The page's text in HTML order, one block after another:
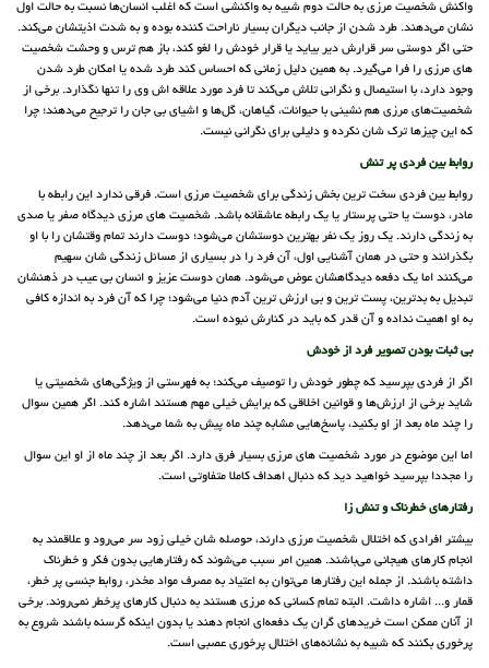
واکنش شخصیت مرزی به حالت دوم شبیه به واکنشی است که اغلب انسان‌ها نسبت به حالت اول
نشان می‌دهند. طرد شدن از جانب دیگران بسیار ناراحت کننده بوده و به شدت اذیتشان می‌کند.
حتی اگر دوستی سر قرارش دیر بیاید یا قرار خودش را لغو کند، باز هم ترس و وحشت شخصیت
های مرزی را فرا می‌گیرد. به همین دلیل زمانی که احساس کند طرد شده یا امکان طرد شدن
وجود دارد، با استیصال و نگرانی تلاش می‌کند تا فرد مورد علاقه اش وی را تنها نگذارد. برخی از
شخصیت‌های مرزی هم نشینی با حیوانات، گیاهان، گل‌ها و اشیای بی جان را ترجیح می‌دهند؛ چرا
که این چیزها ترک شان نکرده و دلیلی برای نگرانی نیست.
روابط بین فردی پر تنش
روابط بین فردی سخت ترین بخش زندگی برای شخصیت مرزی است. فرقی ندارد این رابطه با
مادر، دوست یا حتی پرستار یا یک رابطه عاشقانه باشد. شخصیت های مرزی دیدگاه صفر یا صدی
به زندگی دارند. یک روز یک نفر بهترین دوستشان می‌شود؛ دوست دارند تمام وقتشان را با او
بگذرانند و حتی در همان آشنایی اول، آن فرد را در بسیاری از مسائل زندگی شان سهیم
می‌کنند اما یک دفعه دیدگاهشان عوض می‌شود. همان دوست عزیز و انسان بی عیب در ذهنشان
تبدیل به بدترین، پست ترین و بی ارزش ترین آدم دنیا می‌شود؛ چرا که آن فرد به اندازه کافی
به او اهمیت نداده و آن قدر که باید در کنارش نبوده است.
بی ثبات بودن تصویر فرد از خودش
اگر از فردی بپرسید که چطور خودش را توصیف می‌کند؛ به فهرستی از ویژگی‌های شخصیتی یا
شاید برخی از ارزش‌ها و قوانین اخلاقی که برایش خیلی مهم هستند اشاره کند. اگر همین سوال
را چند ماه بعد از او بکنید، پاسخ‌هایی مشابه چند ماه پیش به شما می‌دهد.
اما این موضوع در مورد شخصیت های مرزی بسیار فرق دارد. اگر بعد از چند ماه از او این سوال
را مجددا بپرسید خواهید دید که دنبال اهداف کاملا متفاوتی است.
رفتارهای خطرناک و تنش زا
بیشتر افرادی که اختلال شخصیت مرزی دارند، حوصله شان خیلی زود سر می‌رود و علاقمند به
انجام کارهای هیجانی می‌باشند. همین امر سبب می‌شوند که رفتارهایی بدون فکر و خطرناک
داشته باشند. از جمله این رفتارها می‌توان به اعتیاد به مصرف مواد مخدر، روابط جنسی پر خطر،
قمار و... اشاره داشت. البته تمام کسانی که مرزی هستند به دنبال کارهای پرخطر نمی‌روند. برخی
از آنان ممکن است خریدهای گران یک دفعه‌ای انجام دهند یا بدون اینکه گرسنه باشند شروع به
پرخوری بکنند که شبیه به نشانه‌های اختلال پرخوری عصبی است.